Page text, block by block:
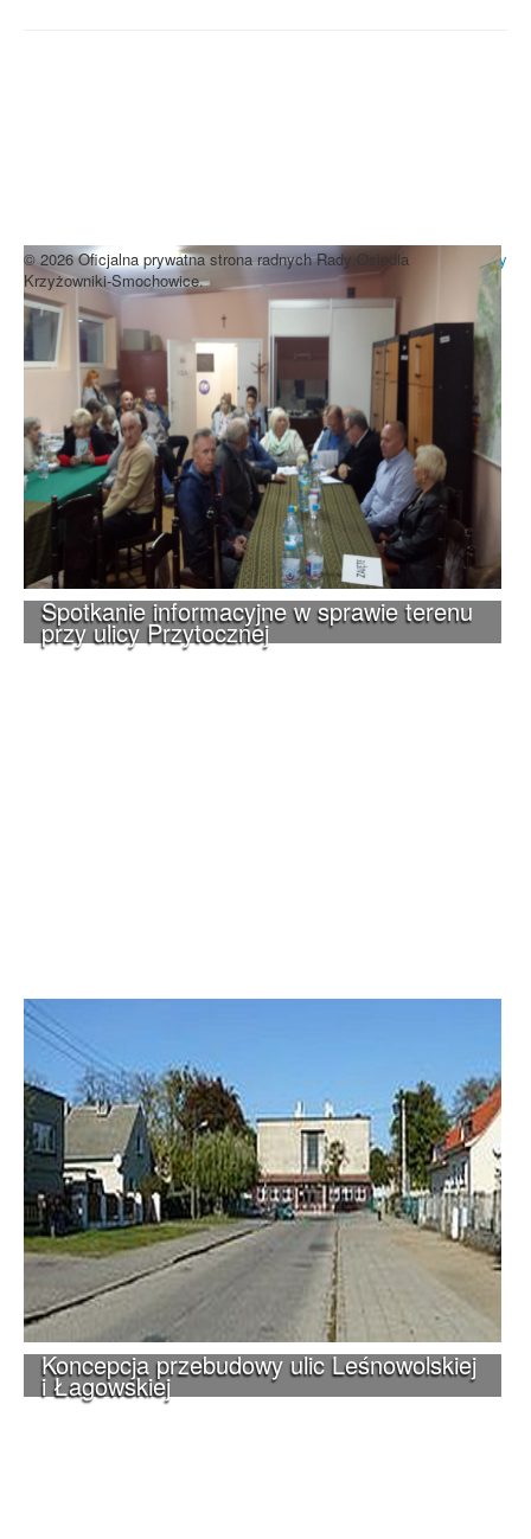
Spotkanie informacyjne w sprawie terenu
przy ulicy Przytocznej
Koncepcja przebudowy ulic Leśnowolskiej
i Łagowskiej
Do góry
© 2026 Oficjalna prywatna strona radnych Rady Osiedla
Krzyżowniki-Smochowice.